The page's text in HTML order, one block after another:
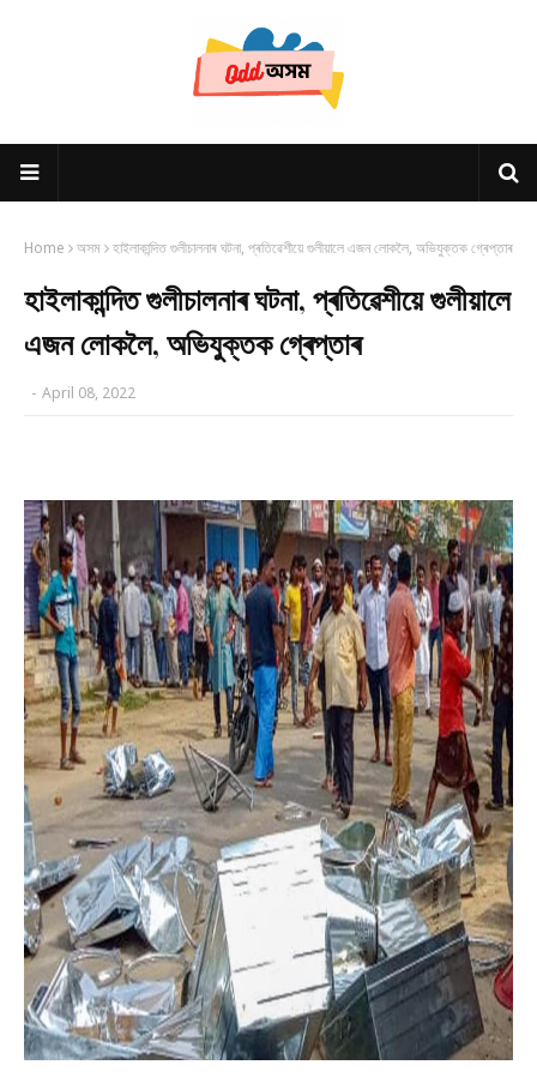
Home অসম হাইলাকান্দিত গুলীচালনাৰ ঘটনা, প্ৰতিৱেশীয়ে গুলীয়ালে এজন লোকলৈ, অভিযুক্তক গ্ৰেপ্তাৰ
হাইলাকান্দিত গুলীচালনাৰ ঘটনা, প্ৰতিৱেশীয়ে গুলীয়ালে
এজন লোকলৈ, অভিযুক্তক গ্ৰেপ্তাৰ
- April 08, 2022